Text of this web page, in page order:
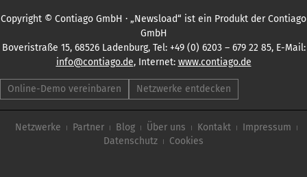
Copyright © Contiago GmbH · „Newsload“ ist ein Produkt der Contiago
GmbH
Boveristraße 15, 68526 Ladenburg, Tel: +49 (0) 6203 – 679 22 85, E-Mail:
info@contiago.de, Internet: www.contiago.de
Online-Demo vereinbaren Netzwerke entdecken
Netzwerke Partner Blog Über uns Kontakt
Impressum
Datenschutz
Cookies